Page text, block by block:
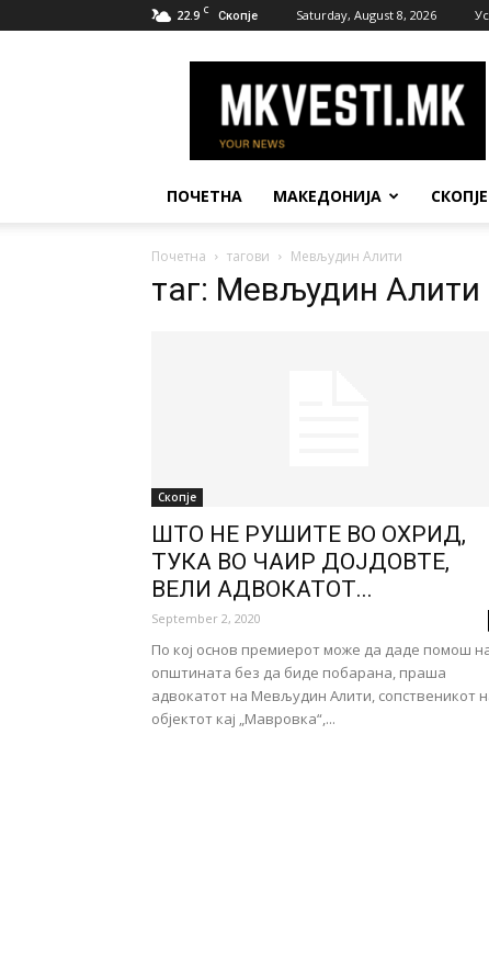
22.9 C Скопје Saturday, August 8, 2026
Вести
ПОЧЕТНА МАКЕДОНИЈА СКОПЈЕ
Почетна тагови Мевљудин Алити
таг: Мевљудин Алити
Скопје
ШТО НЕ РУШИТЕ ВО ОХРИД,
ТУКА ВО ЧАИР ДОЈДОВТЕ,
ВЕЛИ АДВОКАТОТ...
September 2, 2020
По кој основ премиерот може да даде помош
општината без да биде побарана, праша
адвокатот на Мевљудин Алити, сопственикот
објектот кај „Мавровка“,...